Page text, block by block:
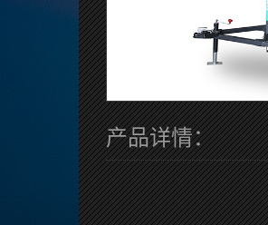
产品详情：